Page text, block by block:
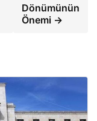
Dönümünün
Önemi →